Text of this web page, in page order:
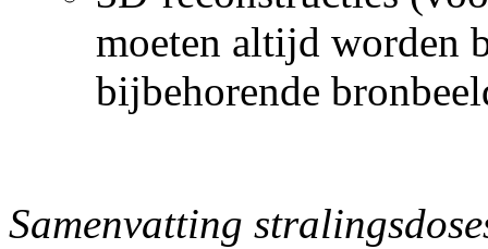
moeten altijd worden
bijbehorende
Samenvatting